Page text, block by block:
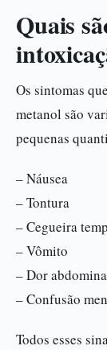
Quais
Os sintomas
metanol são
pequenas
– Náusea
– Tontura
– Cegueira
– Vômito
– Dor
– Confusão
Todos esses